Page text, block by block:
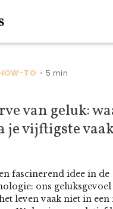
TO •5 min
van geluk:
je vijftigste
fascinerend idee in de
ons
leven vaak niet in